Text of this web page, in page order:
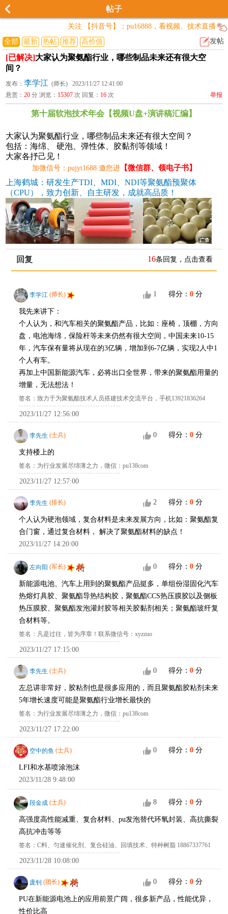
帖子
关注 【抖音号】：pu16888，看视频、技术直播
全部 最新 热帖 推荐 高价值 发帖
[已解决]大家认为聚氨酯行业，哪些制品未来还有很大空
间？
发布：李学江 (师长) 2023/11/27 12:41:00
悬赏：20 分 浏览： 15307 次 回复： 16 次 举报
第十届软泡技术年会【视频U盘+演讲稿汇编】
大家认为聚氨酯行业，哪些制品未来还有很大空间？
包括：海绵、 硬泡、弹性体、胶黏剂等领域！
大家各抒己见！
加微信号：pujyt1688 邀您进【微信群、领电子书】
上海鹤城：研发生产TDI、MDI、NDI等聚氨酯预聚体
（CPU），致力创新、自主研发，成就高品质！
16条回复，点击查看
回复
李学江 (师长) 得分：0 分
1
我先来讲下：
个人认为，和汽车相关的聚氨酯产品，比如：座椅，顶棚，方向
盘，电池海绵，保险杆等未来仍然有很大空间，中国未来10-15
年，汽车保有量将从现在的3亿辆，增加到6-7亿辆，实现2人中1
个人有车。
再加上中国新能源汽车，必将出口全世界，带来的聚氨酯用量的
增量，无法想法！
签名：致力于为聚氨酯技术人员搭建技术交流平台，手机13921836264
2023/11/27 12:56:00
李先生 (士兵) 得分：0 分
0
支持楼上的
签名：为行业发展尽绵薄之力，微信：pu138com
2023/11/27 12:57:00
李先生 (排长) 得分：0 分
2
个人认为硬泡领域，复合材料是未来发展方向，比如：聚氨酯复
合门窗，通过复合材料， 解决了聚氨酯材料的缺点！
2023/11/27 14:20:00
左向阳 (军长) 得分：0 分
0
新能源电池、汽车上用到的聚氨酯产品挺多，单组份湿固化汽车
热熔灯具胶、聚氨酯导热结构胶，聚氨酯CCS热压膜胶以及侧板
热压膜胶、聚氨酯发泡灌封胶等相关胶黏剂相关；聚氨酯玻纤复
合材料等。
签名：凡是过往，皆为序章！联系微信号：xyzzuo
2023/11/27 17:15:00
李先生 (士兵) 得分：0 分
0
左总讲非常好，胶粘剂也是很多应用的，而且聚氨酯胶粘剂未来
5年增长速度可能是聚氨酯行业增长最快的
签名：为行业发展尽绵薄之力，微信：pu138com
2023/11/27 17:22:00
空中的鱼 (士兵) 得分：0 分
0
LFI和水基喷涂泡沫
2023/11/28 9:48:00
段金成(士兵) 得分：0 分
8
高强度高性能减重、复合材料、pu发泡替代环氧封装、高抗撕裂
高抗冲击等等
签名：C料、匀速催化剂、复合硅油、回填技术、特种树脂 18867337761
2023/11/28 10:08:00
庞钊 (团长) 得分：0 分
0
PU在新能源电池上的应用前景广阔，很多新产品，性能优异，
性价比高